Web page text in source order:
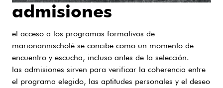
admisiones
el acceso a los programas formativos de
marionannischolé se concibe como un momento de
encuentro y escucha, incluso antes de la selección.
las admisiones sirven para verificar la coherencia entre
el programa elegido, las aptitudes personales y el deseo